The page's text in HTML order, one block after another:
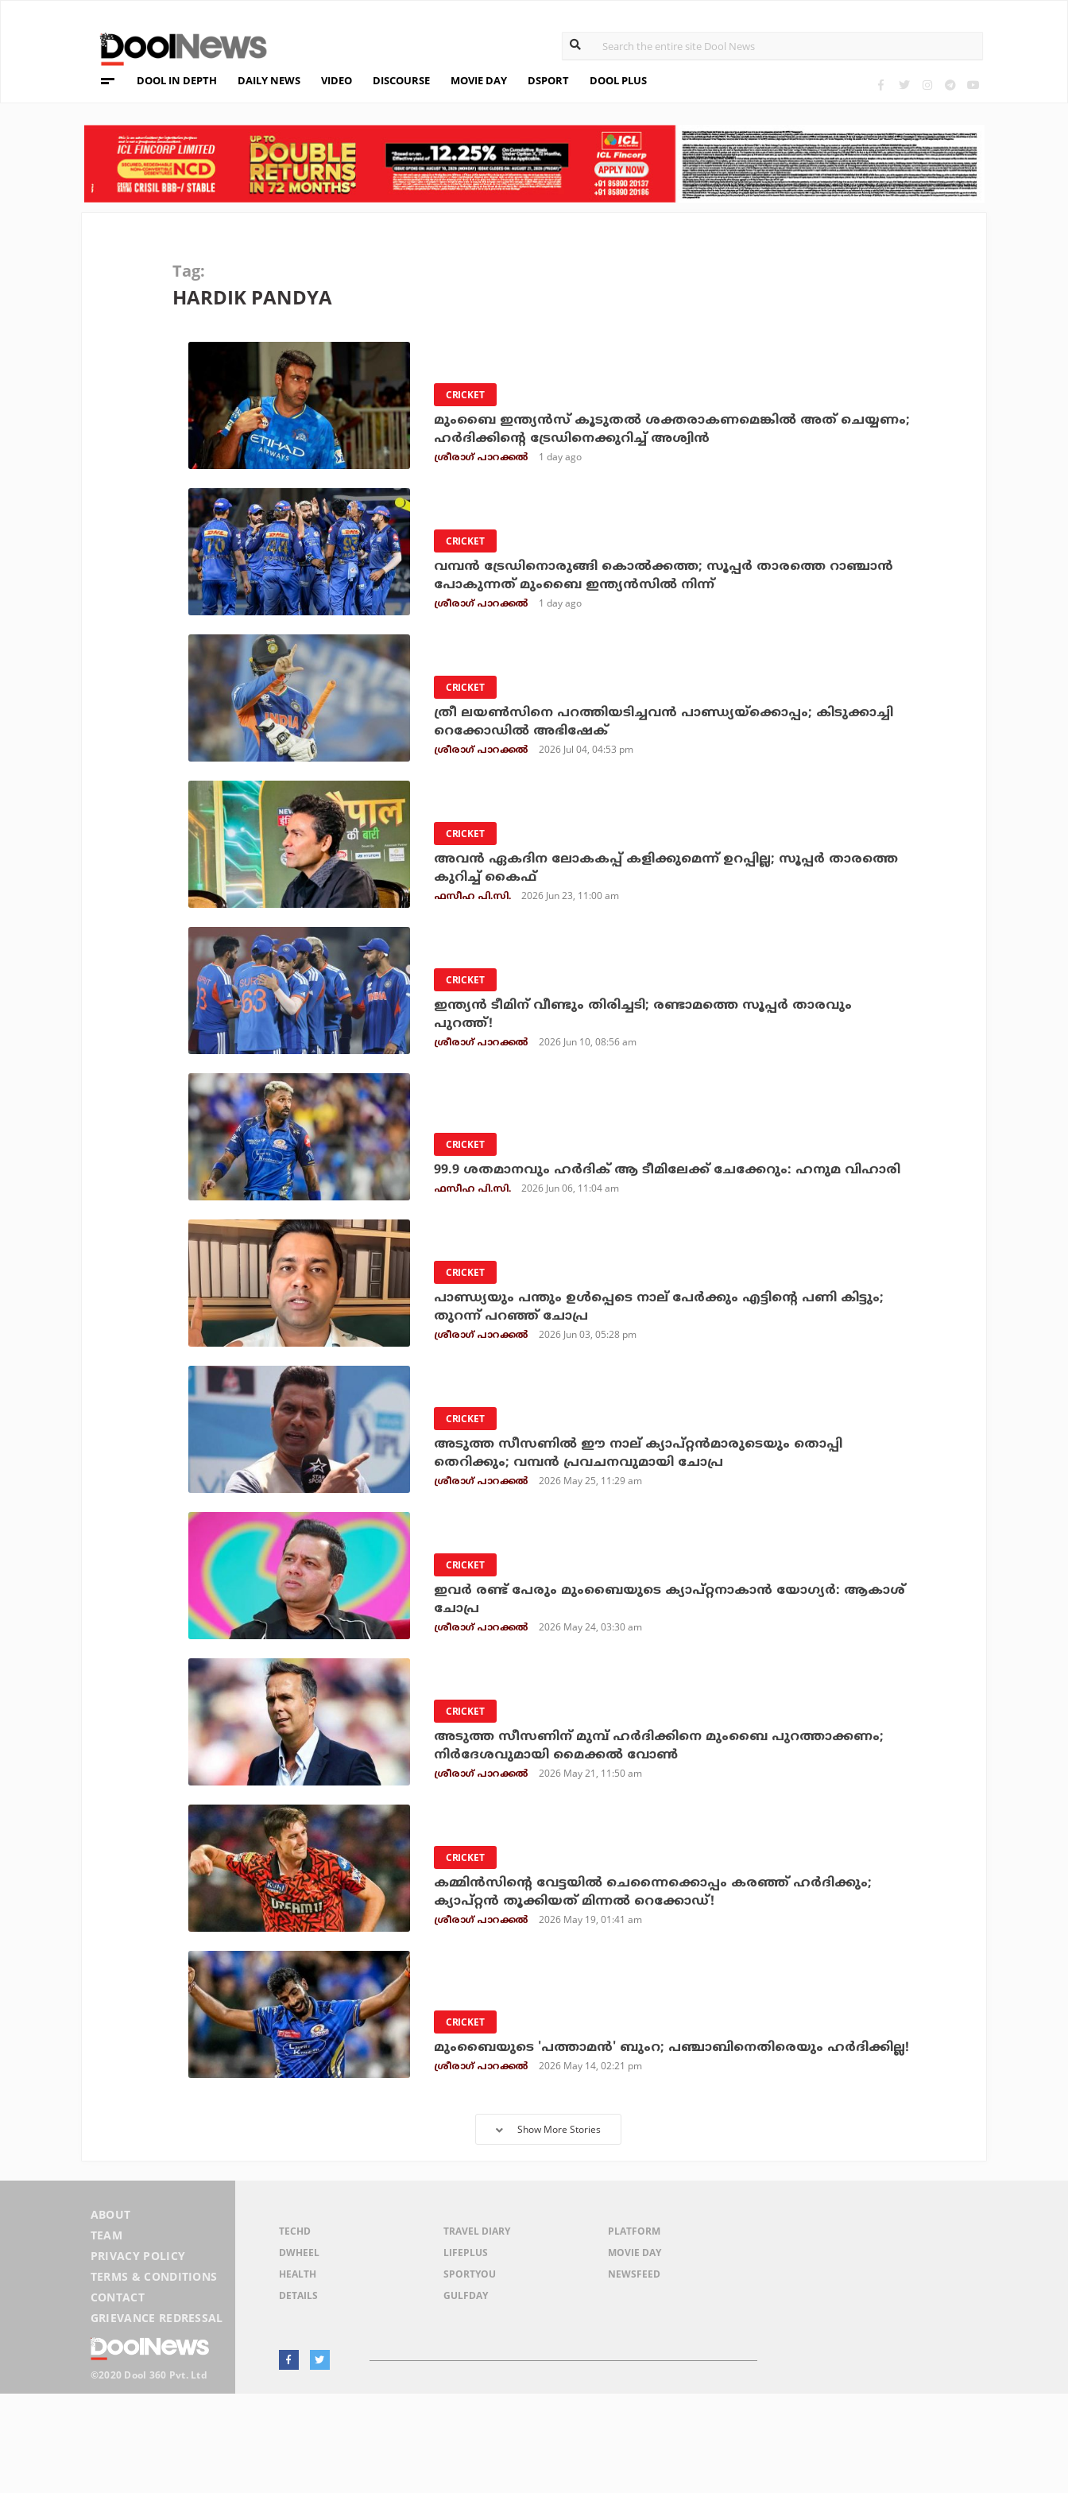
DOOL IN DEPTH DAILY NEWS VIDEO DISCOURSE MOVIE DAY DSPORT DOOL PLUS
Tag:
HARDIK PANDYA
CRICKET
മുംബൈ ഇന്ത്യന്‍സ് കൂടുതല്‍ ശക്തരാകണമെങ്കില്‍ അത് ചെയ്യണം;
ഹര്‍ദിക്കിന്റെ ട്രേഡിനെക്കുറിച്ച് അശ്വിന്‍
ശ്രീരാഗ് പാറക്കല്‍ 1 day ago
CRICKET
വമ്പന്‍ ട്രേഡിനൊരുങ്ങി കൊല്‍ക്കത്ത; സൂപ്പര്‍ താരത്തെ റാഞ്ചാന്‍
പോകുന്നത് മുംബൈ ഇന്ത്യന്‍സില്‍ നിന്ന്
ശ്രീരാഗ് പാറക്കല്‍ 1 day ago
CRICKET
ത്രീ ലയണ്‍സിനെ പറത്തിയടിച്ചവന്‍ പാണ്ഡ്യയ്‌ക്കൊപ്പം; കിടുക്കാച്ചി
റെക്കോഡില്‍ അഭിഷേക്
ശ്രീരാഗ് പാറക്കല്‍ 2026 Jul 04, 04:53 pm
CRICKET
അവന്‍ ഏകദിന ലോകകപ്പ് കളിക്കുമെന്ന് ഉറപ്പില്ല; സൂപ്പര്‍ താരത്തെ
കുറിച്ച് കൈഫ്
ഫസീഹ പി.സി. 2026 Jun 23, 11:00 am
CRICKET
ഇന്ത്യന്‍ ടീമിന് വീണ്ടും തിരിച്ചടി; രണ്ടാമത്തെ സൂപ്പര്‍ താരവും
പുറത്ത്!
ശ്രീരാഗ് പാറക്കല്‍ 2026 Jun 10, 08:56 am
CRICKET
99.9 ശതമാനവും ഹര്‍ദിക് ആ ടീമിലേക്ക് ചേക്കേറും: ഹനുമ വിഹാരി
ഫസീഹ പി.സി. 2026 Jun 06, 11:04 am
CRICKET
പാണ്ഡ്യയും പന്തും ഉള്‍പ്പെടെ നാല് പേര്‍ക്കും എട്ടിന്റെ പണി കിട്ടും;
തുറന്ന് പറഞ്ഞ് ചോപ്ര
ശ്രീരാഗ് പാറക്കല്‍ 2026 Jun 03, 05:28 pm
CRICKET
അടുത്ത സീസണില്‍ ഈ നാല് ക്യാപ്റ്റന്‍മാരുടെയും തൊപ്പി
തെറിക്കും; വമ്പന്‍ പ്രവചനവുമായി ചോപ്ര
ശ്രീരാഗ് പാറക്കല്‍ 2026 May 25, 11:29 am
CRICKET
ഇവര്‍ രണ്ട് പേരും മുംബൈയുടെ ക്യാപ്റ്റനാകാന്‍ യോഗ്യര്‍: ആകാശ്
ചോപ്ര
ശ്രീരാഗ് പാറക്കല്‍ 2026 May 24, 03:30 am
CRICKET
അടുത്ത സീസണിന് മുമ്പ് ഹര്‍ദിക്കിനെ മുംബൈ പുറത്താക്കണം;
നിര്‍ദേശവുമായി മൈക്കല്‍ വോണ്‍
ശ്രീരാഗ് പാറക്കല്‍ 2026 May 21, 11:50 am
CRICKET
കമ്മിന്‍സിന്റെ വേട്ടയില്‍ ചെന്നൈക്കൊപ്പം കരഞ്ഞ് ഹര്‍ദിക്കും;
ക്യാപ്റ്റന്‍ തൂക്കിയത് മിന്നല്‍ റെക്കോഡ്!
ശ്രീരാഗ് പാറക്കല്‍ 2026 May 19, 01:41 am
CRICKET
മുംബൈയുടെ 'പത്താമന്‍' ബുംറ; പഞ്ചാബിനെതിരെയും ഹര്‍ദിക്കില്ല!
ശ്രീരാഗ് പാറക്കല്‍ 2026 May 14, 02:21 pm
Show More Stories
ABOUT
TEAM
PRIVACY POLICY
TERMS & CONDITIONS
CONTACT
GRIEVANCE REDRESSAL
©2020 Dool 360 Pvt. Ltd
TECHD
DWHEEL
HEALTH
DETAILS
TRAVEL DIARY
LIFEPLUS
SPORTYOU
GULFDAY
PLATFORM
MOVIE DAY
NEWSFEED